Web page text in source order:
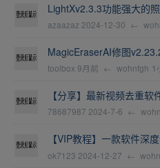
LightXv2.3.3功能强大的
azaazaz 2024-12-30 ←
MagicEraserAI修图
toolbox 9月前 ← wohnfgh 1
【分享】最新视频去重
78687987 2024-7-6 ←
【VIP教程】一款软件深
ok7123 2024-12-27 ←